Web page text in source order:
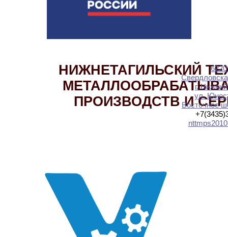
НИЖНЕТАГИЛЬСКИЙ
ПРОИЗВОДСТВ И
г.
ул.
Восточное